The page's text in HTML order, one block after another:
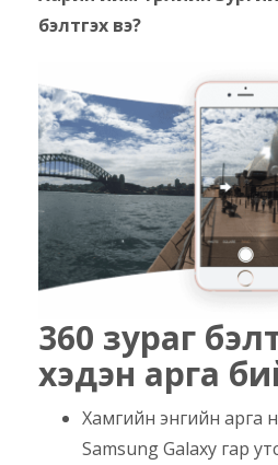
бэлтгэх вэ?
360 зураг
хэдэн арга
Хамгийн энгийн арга
Samsung Galaxy гар